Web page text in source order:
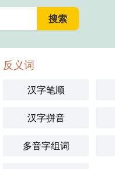
反义词
汉字笔顺
汉字拼音
多音字组词